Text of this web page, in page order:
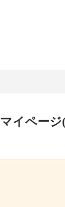
マイページ